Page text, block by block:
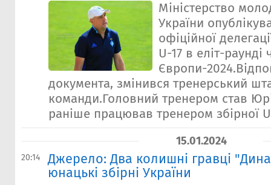
Міністерство
України
офіційної
U-17 в еліт-раунді
Європи-
документа, змінився тренерський
команди.Головний тренером став
раніше працював тренером збірної
15.01.2024
20:14
Джерело: Два колишні гравці
юнацькі збірні України